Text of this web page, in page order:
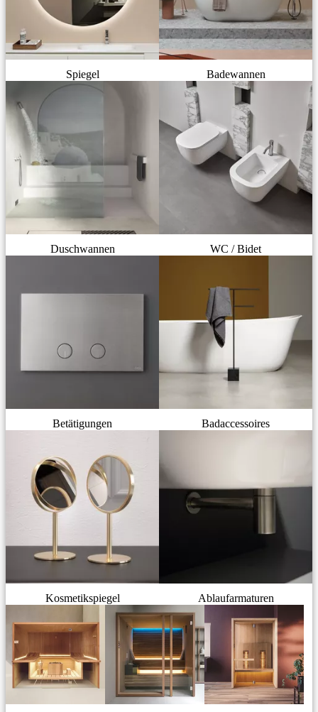
Spiegel Badewannen
Duschwannen WC / Bidet
Betätigungen Badaccessoires
Kosmetikspiegel Ablaufarmaturen